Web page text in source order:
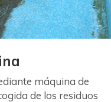
máquina de
de los residuos